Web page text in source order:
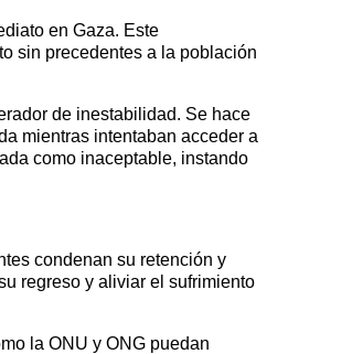
en Gaza. Este
sin precedentes a la población
de inestabilidad. Se hace
mientras intentaban acceder a
como inaceptable, instando
condenan su retención y
regreso y aliviar el sufrimiento
la ONU y ONG puedan